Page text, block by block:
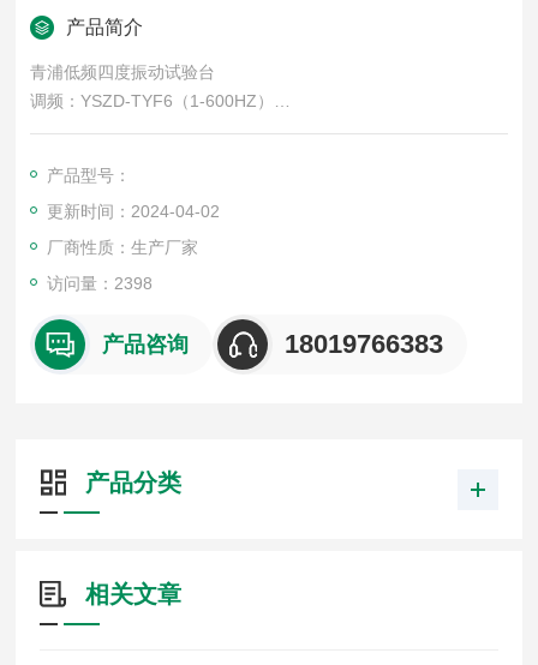
产品简介
青浦低频四度振动试验台
调频：YSZD-TYF6（1-600HZ）
适用于电子器件、机电产品、汽车零部件、仪器仪表、玩具等各
撞及振动，低频四度振动试验台提早知道产品或产品部件的耐振
动试验。
产品型号：
更新时间：2024-04-02
厂商性质：生产厂家
访问量：2398
产品咨询 18019766383
产品分类
相关文章